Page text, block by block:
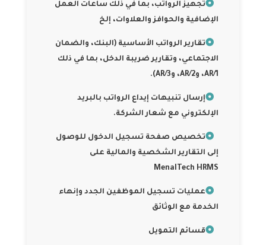
تجهيز الرواتب، بما في ذلك ساعات العمل
الإضافية والحوافز والعلاوات، إلخ
تقارير الرواتب الأساسية (البنك، والضمان
الاجتماعي، وتقارير ضريبة الدخل، بما في ذلك
AR/1، وAR/2، وAR/3).
إرسال تنبيهات إيداع الرواتب بالبريد
الإلكتروني مع شعار الشركة.
تخصيص صفحة تسجيل الدخول للوصول
إلى التقارير الشخصية والمالية على
MenaITech HRMS
عمليات تسجيل الموظفين الجدد وإنهاء
الخدمة مع الوثائق
قسائم التمويل